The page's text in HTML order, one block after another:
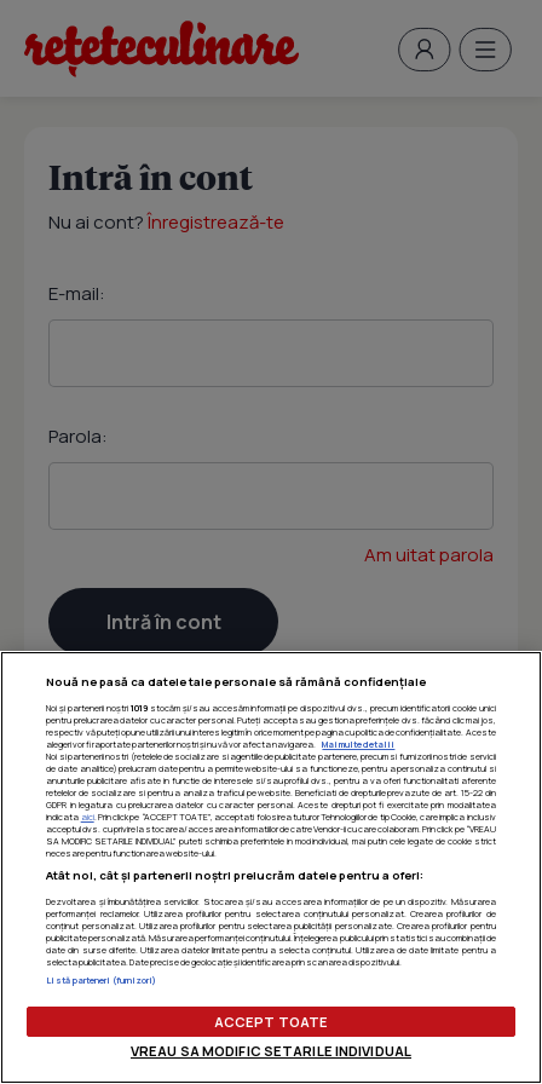
Intră în cont
Nu ai cont?Înregistrează-te
E-mail:
Parola:
Am uitat parola
Nouă ne pasă ca datele tale personale să rămână confidențiale
Noi și partenerii noștri 1019stocăm și/sau accesăm informații pe dispozitivul dvs., precum identificatorii cookie unici
pentru prelucrarea datelor cu caracter personal. Puteți accepta sau gestiona preferințele dvs. făcând clic mai jos,
respectiv vă puteți opune utilizării unui interes legitim în orice moment pe pagina cu politica de confidențialitate. Aceste
alegeri vor fi raportate partenerilor noștri și nu vă vor afecta navigarea.
Mai multe detalii
Noi si partenerii nostri (retelele de socializare si agentiile de publicitate partenere, precum si furnizorii nostri de servicii
de date analitice) prelucram date pentru a permite website-ului sa functioneze, pentru a personaliza continutul si
anunturile publicitare afisate in functie de interesele si/sau profilul dvs., pentru a va oferi functionalitati aferente
retelelor de socializare si pentru a analiza traficul pe website. Beneficiati de drepturile prevazute de art. 15-22 din
GDPR in legatura cu prelucrarea datelor cu caracter personal. Aceste drepturi pot fi exercitate prin modalitatea
indicata aici. Prin click pe “ACCEPT TOATE”, acceptati folosirea tuturor Tehnologiilor de tip Cookie, care implica inclusiv
acceptul dvs. cu privire la stocarea/accesarea informatiilor de catre Vendor-ii cu care colaboram. Prin click pe “VREAU
SA MODIFIC SETARILE INDIVIDUAL” puteti schimba preferintele in mod individual, mai putin cele legate de cookie strict
necesare pentru functionarea website-ului.
Atât noi, cât și partenerii noștri prelucrăm datele pentru a oferi:
Dezvoltarea și îmbunătățirea serviciilor. Stocarea și/sau accesarea informațiilor de pe un dispozitiv. Măsurarea
performanței reclamelor. Utilizarea profilurilor pentru selectarea conținutului personalizat. Crearea profilurilor de
conținut personalizat. Utilizarea profilurilor pentru selectarea publicității personalizate. Crearea profilurilor pentru
publicitate personalizată. Măsurarea performanței conținutului. Înțelegerea publicului prin statistici sau combinații de
date din surse diferite. Utilizarea datelor limitate pentru a selecta conținutul. Utilizarea de date limitate pentru a
selecta publicitatea. Date precise de geolocație și identificarea prin scanarea dispozitivului.
Listă parteneri (furnizori)
ACCEPT TOATE
VREAU SA MODIFIC SETARILE INDIVIDUAL